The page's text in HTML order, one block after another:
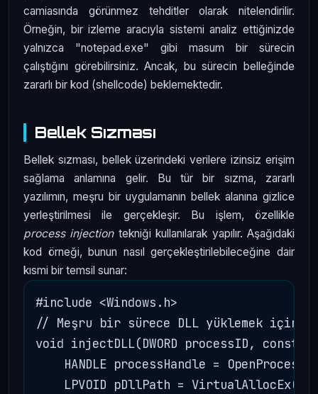
camiasında görünmez tehditler olarak nitelendirilir.
Örneğin, bir izleme aracıyla sistemi analiz ettiğinizde
yalnızca "notepad.exe" gibi masum bir sürecin
çalıştığını görebilirsiniz. Ancak, bu sürecin belleğinde
zararlı bir kod (shellcode) beklemektedir.
Bellek Sızması
Bellek sızması, bellek üzerindeki verilere izinsiz erişim
sağlama anlamına gelir. Bu tür bir sızma, zararlı
yazılımın, meşru bir uygulamanın bellek alanına gizlice
yerleştirilmesi ile gerçekleşir. Bu işlem, özellikle
process injectiontekniği kullanılarak yapılır. Aşağıdaki
kod örneği, bunun nasıl gerçekleştirilebileceğine dair
kısmi bir temsil sunar:
#include <Windows.h>
// Meşru bir sürece DLL yüklemek
void injectDLL(DWORD processID,
HANDLE processHandle =
LPVOID pDllPath =